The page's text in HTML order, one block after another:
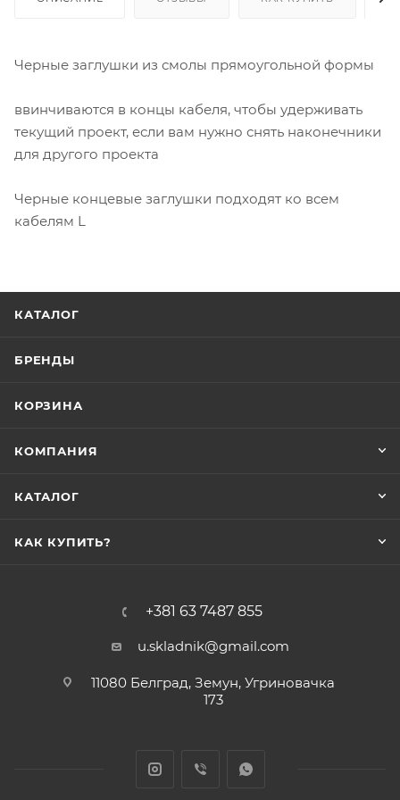
Черные заглушки из смолы прямоугольной формы
ввинчиваются в концы кабеля, чтобы удерживать
текущий проект, если вам нужно снять наконечники
для другого проекта
Черные концевые заглушки подходят ко всем
кабелям L
КАТАЛОГ
БРЕНДЫ
КОРЗИНА
КОМПАНИЯ
КАТАЛОГ
КАК КУПИТЬ?
+381 63 7487 855
u.skladnik@gmail.com
11080 Белград, Земун, Угриновачка
173